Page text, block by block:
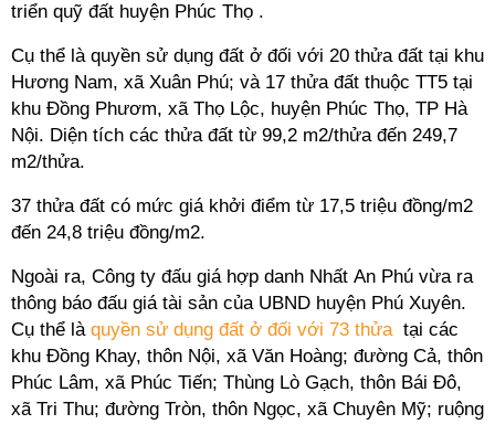
triển quỹ đất huyện Phúc Thọ .
Cụ thể là quyền sử dụng đất ở đối với 20 thửa đất tại khu
Hương Nam, xã Xuân Phú; và 17 thửa đất thuộc TT5 tại
khu Đồng Phươm, xã Thọ Lộc, huyện Phúc Thọ, TP Hà
Nội. Diện tích các thửa đất từ 99,2 m2/thửa đến 249,7
m2/thửa.
37 thửa đất có mức giá khởi điểm từ 17,5 triệu đồng/m2
đến 24,8 triệu đồng/m2.
Ngoài ra, Công ty đấu giá hợp danh Nhất An Phú vừa ra
thông báo đấu giá tài sản của UBND huyện Phú Xuyên.
Cụ thể là quyền sử dụng đất ở đối với 73 thửa tại các
khu Đồng Khay, thôn Nội, xã Văn Hoàng; đường Cả, thôn
Phúc Lâm, xã Phúc Tiến; Thùng Lò Gạch, thôn Bái Đô,
xã Tri Thu; đường Tròn, thôn Ngọc, xã Chuyên Mỹ; ruộng